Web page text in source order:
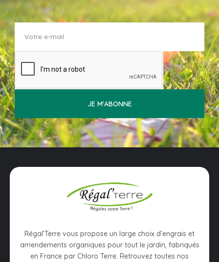
JE M'ABONNE
Régal’Terre vous propose un large choix d’engrais et
amendements organiques pour tout le jardin, fabriqués
en France par Chloro Terre. Retrouvez toutes nos